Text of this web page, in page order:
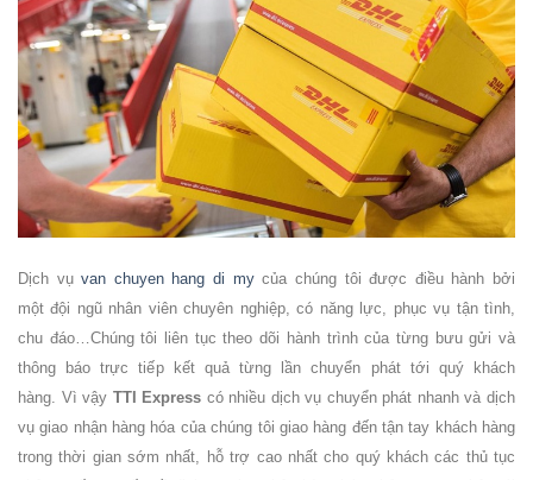
Dịch vụvan chuyen hang di mycủa chúng tôi được điều hành bởi
một đội ngũ nhân viên chuyên nghiệp, có năng lực, phục vụ tận tình,
chu đáo…Chúng tôi liên tục theo dõi hành trình của từng bưu gửi và
thông báo trực tiếp kết quả từng lần chuyển phát tới quý khách
hàng. Vì vậy TTI Express có nhiều dịch vụ chuyển phát nhanh và dịch
vụ giao nhận hàng hóa của chúng tôi giao hàng đến tận tay khách hàng
trong thời gian sớm nhất, hỗ trợ cao nhất cho quý khách các thủ tục